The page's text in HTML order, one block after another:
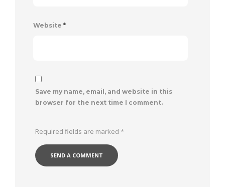
Website *
Save my name, email, and website in this
browser for the next time I comment.
Required fields are marked *